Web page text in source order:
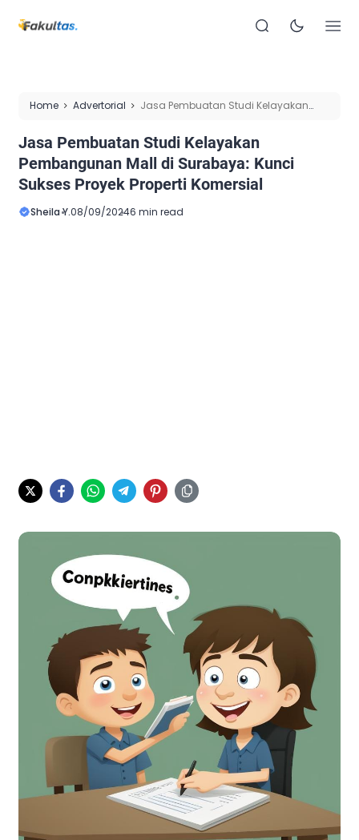
Home Advertorial
Jasa Pembuatan Studi Kelayakan
Properti Komersial
Jasa Pembuatan Studi Kelayakan
Pembangunan Mall di Surabaya: Kunci
Sukses Proyek Properti Komersial
Sheila Y.08/09/20246 min read